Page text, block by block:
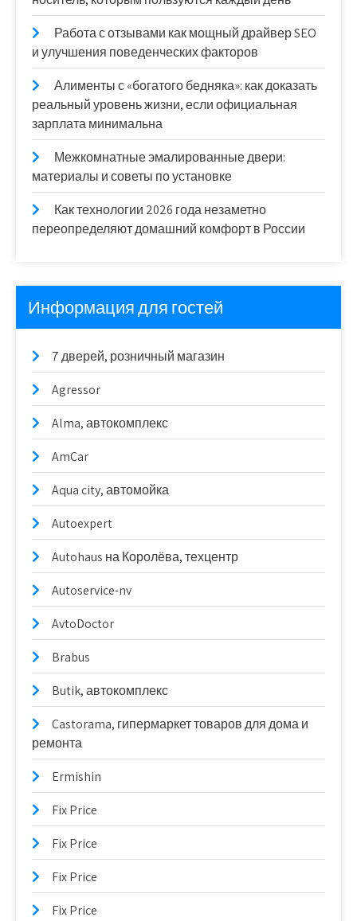
Работа с отзывами как мощный драйвер SEO
и улучшения поведенческих факторов
Алименты с «богатого бедняка»: как доказать
реальный уровень жизни, если официальная
зарплата минимальна
Межкомнатные эмалированные двери:
материалы и советы по установке
Как технологии 2026 года незаметно
переопределяют домашний комфорт в России
Информация для гостей
7 дверей, розничный магазин
Agressor
Alma, автокомплекс
AmCar
Aqua city, автомойка
Autoexpert
Autohaus на Королёва, техцентр
Autoservice-nv
AvtoDoctor
Brabus
Butik, автокомплекс
Castorama, гипермаркет товаров для дома и
ремонта
Ermishin
Fix Price
Fix Price
Fix Price
Fix Price